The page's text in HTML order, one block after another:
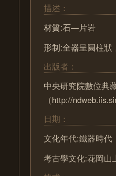
描述：
材質:石—片岩
形制:全器呈圓柱狀
出版者：
中央研究院數位典
（http://
日期：
文化年代:鐵器時代
考古學文化:花岡山